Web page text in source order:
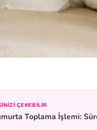
ÇEKEBILIR
Toplama İşlemi: